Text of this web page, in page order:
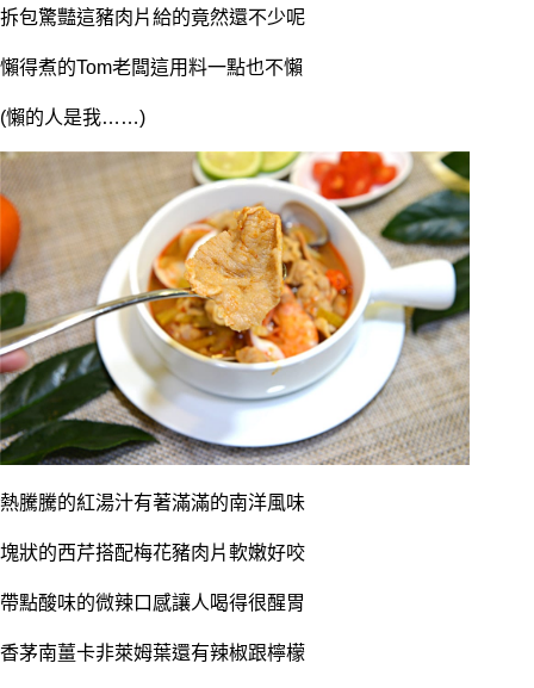
拆包驚豔這豬肉片給的竟然還不少呢
懶得煮的Tom老闆這用料一點也不懶
(懶的人是我……)
熱騰騰的紅湯汁有著滿滿的南洋風味
塊狀的西芹搭配梅花豬肉片軟嫩好咬
帶點酸味的微辣口感讓人喝得很醒胃
香茅南薑卡非萊姆葉還有辣椒跟檸檬